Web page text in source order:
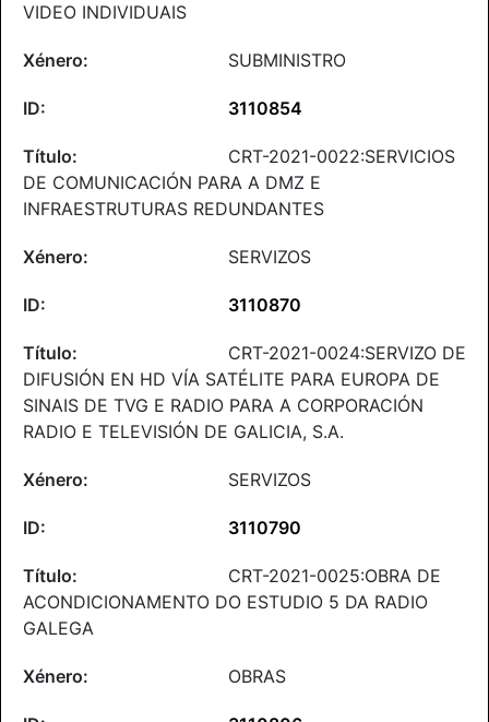
VIDEO INDIVIDUAIS
SUBMINISTRO
3110854
CRT-2021-0022:SERVICIOS
DE COMUNICACIÓN PARA A DMZ E
INFRAESTRUTURAS REDUNDANTES
SERVIZOS
3110870
CRT-2021-0024:SERVIZO DE
DIFUSIÓN EN HD VÍA SATÉLITE PARA EUROPA DE
SINAIS DE TVG E RADIO PARA A CORPORACIÓN
RADIO E TELEVISIÓN DE GALICIA, S.A.
SERVIZOS
3110790
CRT-2021-0025:OBRA DE
ACONDICIONAMENTO DO ESTUDIO 5 DA RADIO
GALEGA
OBRAS